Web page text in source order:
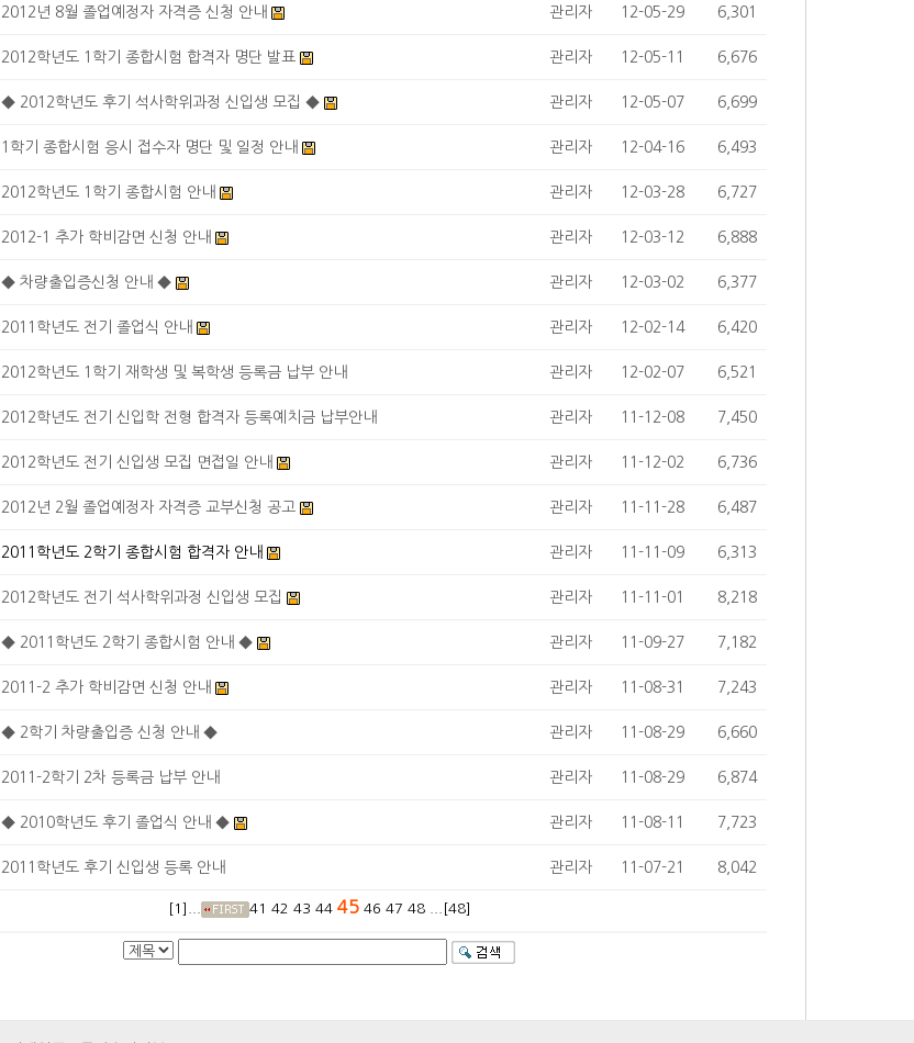
2012년 8월 졸업예정자 자격증 신청 안내 관리자 12-05-29 6,301
2012학년도 1학기 종합시험 합격자 명단 발표 관리자 12-05-11 6,676
◆ 2012학년도 후기 석사학위과정 신입생 모집 ◆ 관리자 12-05-07 6,699
1학기 종합시험 응시 접수자 명단 및 일정 안내 관리자 12-04-16 6,493
2012학년도 1학기 종합시험 안내 관리자 12-03-28 6,727
2012-1 추가 학비감면 신청 안내 관리자 12-03-12 6,888
◆ 차량출입증신청 안내 ◆ 관리자 12-03-02 6,377
2011학년도 전기 졸업식 안내 관리자 12-02-14 6,420
2012학년도 1학기 재학생 및 복학생 등록금 납부 안내 관리자 12-02-07 6,521
2012학년도 전기 신입학 전형 합격자 등록예치금 납부안내 관리자 11-12-08 7,450
2012학년도 전기 신입생 모집 면접일 안내 관리자 11-12-02 6,736
2012년 2월 졸업예정자 자격증 교부신청 공고 관리자 11-11-28 6,487
2011학년도 2학기 종합시험 합격자 안내 관리자 11-11-09 6,313
2012학년도 전기 석사학위과정 신입생 모집 관리자 11-11-01 8,218
◆ 2011학년도 2학기 종합시험 안내 ◆ 관리자 11-09-27 7,182
2011-2 추가 학비감면 신청 안내 관리자 11-08-31 7,243
◆ 2학기 차량출입증 신청 안내 ◆ 관리자 11-08-29 6,660
2011-2학기 2차 등록금 납부 안내 관리자 11-08-29 6,874
◆ 2010학년도 후기 졸업식 안내 ◆ 관리자 11-08-11 7,723
2011학년도 후기 신입생 등록 안내 관리자 11-07-21 8,042
[1]... 41 42 43 44 45 46 47 48 ...[48]